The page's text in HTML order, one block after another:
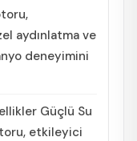
aydınlatma ve
deneyimini
Güçlü Su
etkileyici